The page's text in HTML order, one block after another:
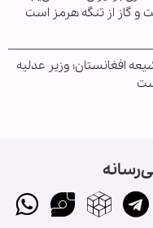
و گاز از تنگه هرمز است
افغانستان؛ وزیر عدلیه